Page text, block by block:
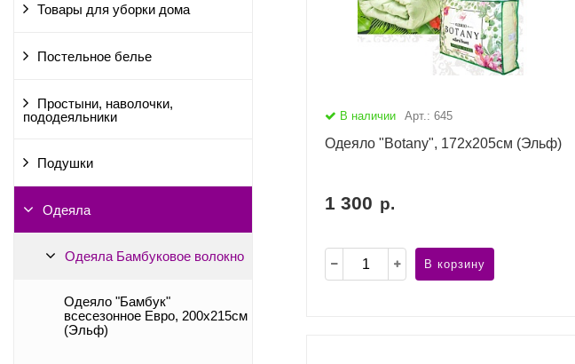
Товары для уборки дома
Постельное белье
Простыни, наволочки,
пододеяльники
Подушки
Одеяла
Одеяла Бамбуковое волокно
Одеяло "Бамбук"
всесезонное Евро, 200х215см
(Эльф)
В наличии Арт.: 645
Одеяло "Botany", 172х205см (Эльф)
1 300 р.
В корзину